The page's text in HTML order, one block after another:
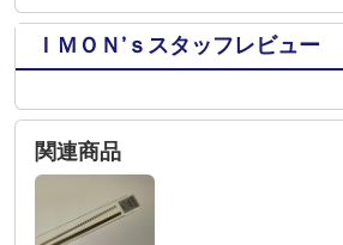
ＩＭＯＮ’ｓスタッフレビュー
関連商品